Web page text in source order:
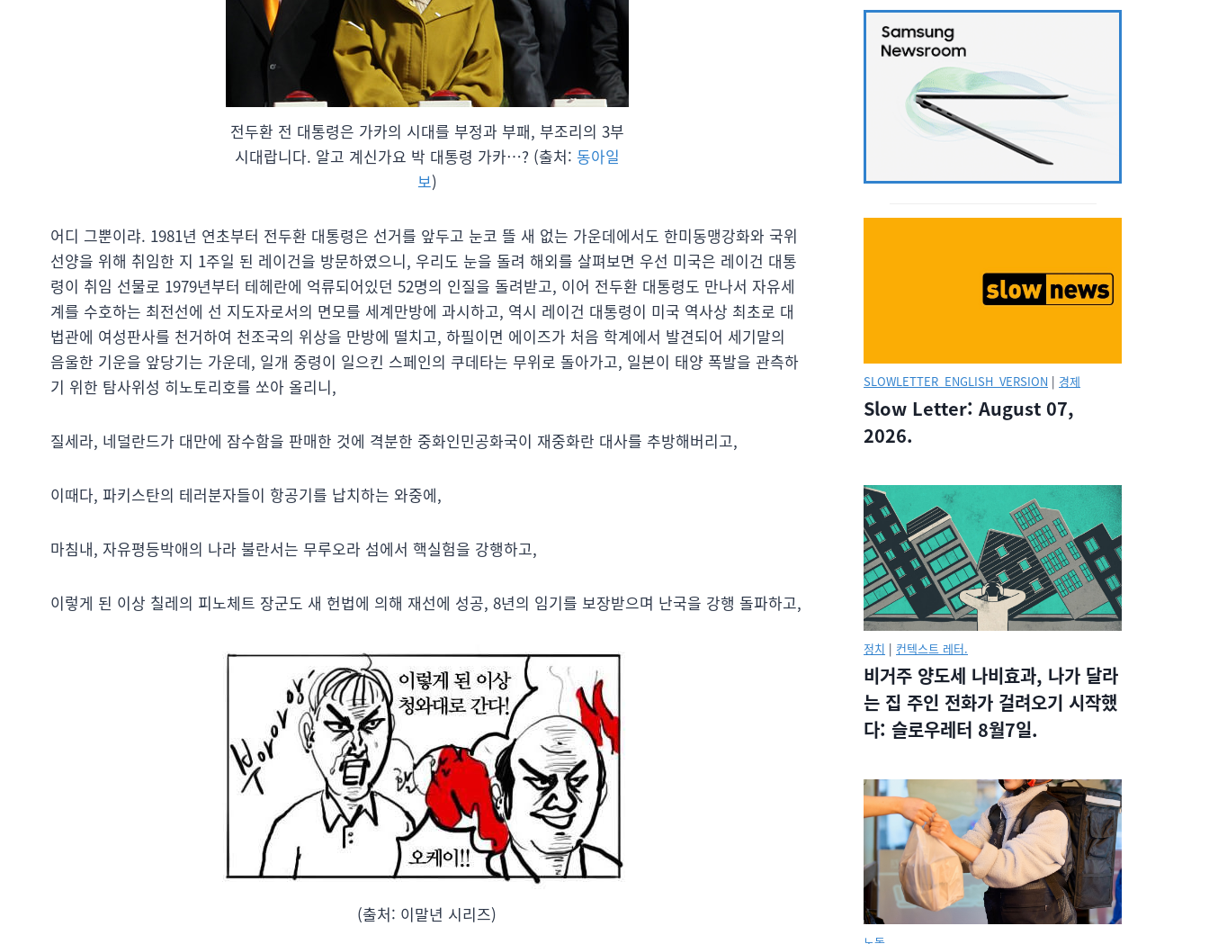
전두환 전 대통령은 가카의 시대를 부정과 부패, 부조리의 3부
시대랍니다. 알고 계신가요 박 대통령 가카…? (출처: 동아일
보)
어디 그뿐이랴. 1981년 연초부터 전두환 대통령은 선거를 앞두고 눈코 뜰 새 없는 가운데에서도 한미동맹강화와 국위
선양을 위해 취임한 지 1주일 된 레이건을 방문하였으니, 우리도 눈을 돌려 해외를 살펴보면 우선 미국은 레이건 대통
령이 취임 선물로 1979년부터 테헤란에 억류되어있던 52명의 인질을 돌려받고, 이어 전두환 대통령도 만나서 자유세
계를 수호하는 최전선에 선 지도자로서의 면모를 세계만방에 과시하고, 역시 레이건 대통령이 미국 역사상 최초로 대
법관에 여성판사를 천거하여 천조국의 위상을 만방에 떨치고, 하필이면 에이즈가 처음 학계에서 발견되어 세기말의
음울한 기운을 앞당기는 가운데, 일개 중령이 일으킨 스페인의 쿠데타는 무위로 돌아가고, 일본이 태양 폭발을 관측하
기 위한 탐사위성 히노토리호를 쏘아 올리니,
질세라, 네덜란드가 대만에 잠수함을 판매한 것에 격분한 중화인민공화국이 재중화란 대사를 추방해버리고,
이때다, 파키스탄의 테러분자들이 항공기를 납치하는 와중에,
마침내, 자유평등박애의 나라 불란서는 무루오라 섬에서 핵실험을 강행하고,
이렇게 된 이상 칠레의 피노체트 장군도 새 헌법에 의해 재선에 성공, 8년의 임기를 보장받으며 난국을 강행 돌파하고,
(출처: 이말년 시리즈)
SLOWLETTER_ENGLISH_VERSION | 경제
Slow Letter: August 07,
2026.
정치 | 컨텍스트 레터.
비거주 양도세 나비효과, 나가 달라
는 집 주인 전화가 걸려오기 시작했
다: 슬로우레터 8월7일.